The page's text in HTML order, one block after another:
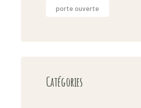
porte ouverte
Catégories